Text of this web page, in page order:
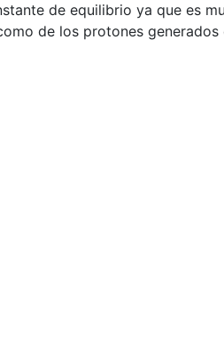
de equilibrio ya que es
de los protones generados